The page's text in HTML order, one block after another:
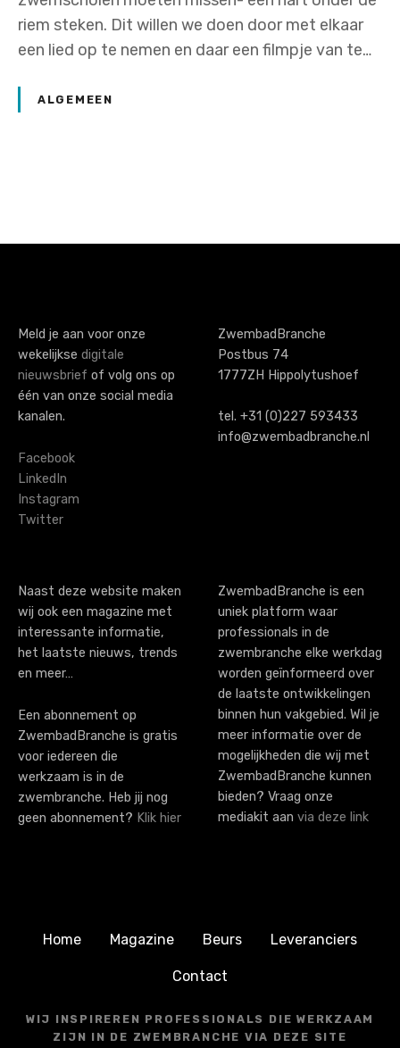
riem steken. Dit willen we doen door met elkaar
een lied op te nemen en daar een filmpje van te…
ALGEMEEN
o
s
n
a
i
g
a
i
o
n
Meld je aan voor onze
wekelijkse digitale
nieuwsbrief of volg ons op
één van onze social media
kanalen.
Facebook
LinkedIn
Instagram
Twitter
ZwembadBranche
Postbus 74
1777ZH Hippolytushoef
tel. +31 (0)227 593433
info@zwembadbranche.nl
Naast deze website maken
wij ook een magazine met
interessante informatie,
het laatste nieuws, trends
en meer…
Een abonnement op
ZwembadBranche is gratis
voor iedereen die
werkzaam is in de
zwembranche. Heb jij nog
geen abonnement? Klik hier
ZwembadBranche is een
uniek platform waar
professionals in de
zwembranche elke werkdag
worden geïnformeerd over
de laatste ontwikkelingen
binnen hun vakgebied. Wil je
meer informatie over de
mogelijkheden die wij met
ZwembadBranche kunnen
bieden? Vraag onze
mediakit aan via deze link
Home Magazine Beurs Leveranciers
Contact
WIJ INSPIREREN PROFESSIONALS DIE WERKZAAM
ZIJN IN DE ZWEMBRANCHE VIA DEZE SITE